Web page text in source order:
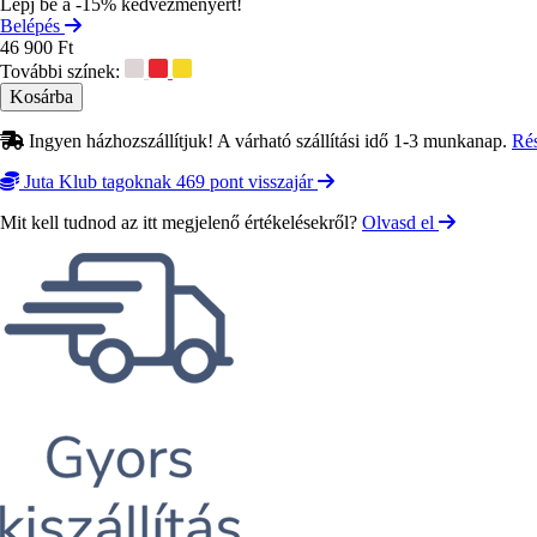
Belépés
46 900 Ft
További színek:
Ingyen házhozszállítjuk! A várható szállítási idő 1-3 munkanap.
Juta Klub tagoknak 469 pont visszajár
Mit kell tudnod az itt megjelenő értékelésekről? Olvasd el